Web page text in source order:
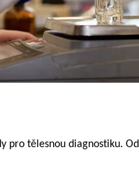
tělesnou diagnostiku.